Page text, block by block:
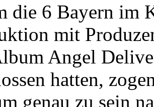
die 6 Bayern im
mit
Angel
hatten,
genau zu sein